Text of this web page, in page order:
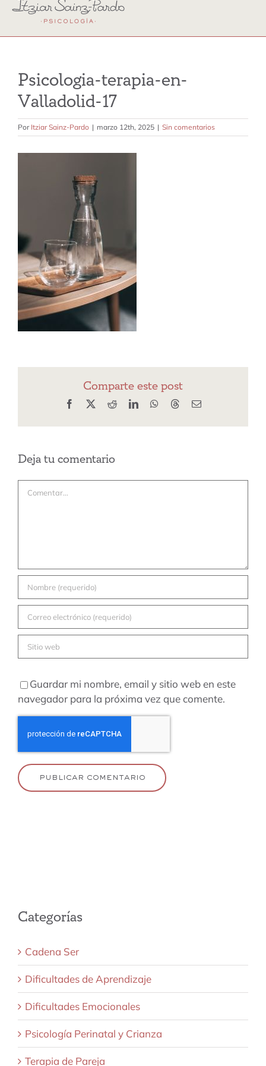
terapia individual
terapia familiar
terapia de pareja
blog
Psicologia-terapia-en-
Valladolid-17
Por Itziar Sainz-Pardo | marzo 12th, 2025 | Sin comentarios
Comparte este post
Facebook RedditLinkedInWhatsApp
ThreadsCorreo
Deja tu comentario
Guardar mi nombre, email y sitio web en este
navegador para la próxima vez que comente.
Categorías
Cadena Ser
Dificultades de Aprendizaje
Dificultades Emocionales
Psicología Perinatal y Crianza
Terapia de Pareja